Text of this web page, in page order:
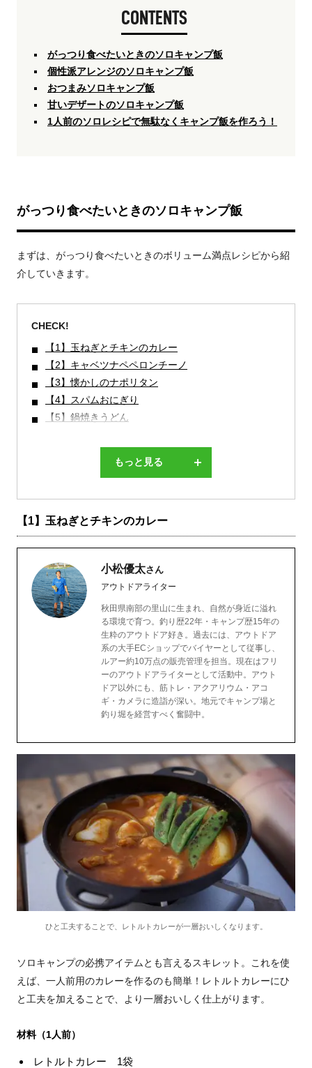
CONTENTS
がっつり食べたいときのソロキャンプ飯
個性派アレンジのソロキャンプ飯
おつまみソロキャンプ飯
甘いデザートのソロキャンプ飯
1人前のソロレシピで無駄なくキャンプ飯を作ろう！
がっつり食べたいときのソロキャンプ飯
まずは、がっつり食べたいときのボリューム満点レシピから紹
介していきます。
もっと見る
CHECK!
【1】玉ねぎとチキンのカレー
【2】キャベツナペペロンチーノ
【3】懐かしのナポリタン
【4】スパムおにぎり
【5】鍋焼きうどん
【1】玉ねぎとチキンのカレー
小松優太さん
アウトドアライター
秋田県南部の里山に生まれ、自然が身近に溢れ
る環境で育つ。釣り歴22年・キャンプ歴15年の
生粋のアウトドア好き。過去には、アウトドア
系の大手ECショップでバイヤーとして従事し、
ルアー約10万点の販売管理を担当。現在はフリ
ーのアウトドアライターとして活動中。アウト
ドア以外にも、筋トレ・アクアリウム・アコ
ギ・カメラに造詣が深い。地元でキャンプ場と
釣り堀を経営すべく奮闘中。
ひと工夫することで、レトルトカレーが一層おいしくなります。
ソロキャンプの必携アイテムとも言えるスキレット。これを使
えば、一人前用のカレーを作るのも簡単！レトルトカレーにひ
と工夫を加えることで、より一層おいしく仕上がります。
材料（1人前）
レトルトカレー 1袋